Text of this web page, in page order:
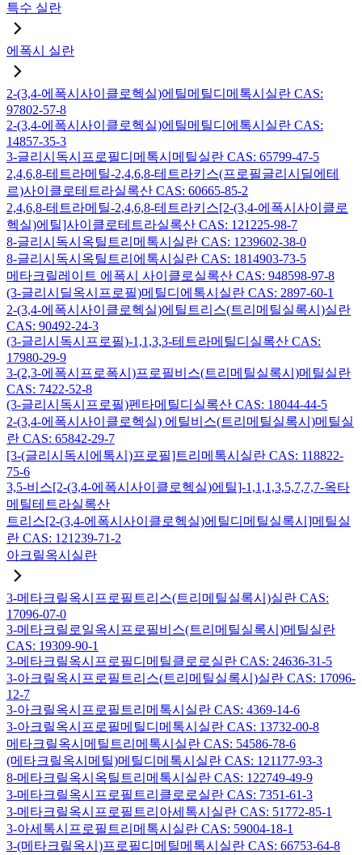
특수 실란
에폭시 실란
2-(3,4-에폭시사이클로헥실)에틸메틸디메톡시실란 CAS:
97802-57-8
2-(3,4-에폭시사이클로헥실)에틸메틸디에톡시실란 CAS:
14857-35-3
3-글리시독시프로필디메톡시메틸실란 CAS: 65799-47-5
2,4,6,8-테트라메틸-2,4,6,8-테트라키스(프로필글리시딜에테
르)사이클로테트라실록산 CAS: 60665-85-2
2,4,6,8-테트라메틸-2,4,6,8-테트라키스[2-(3,4-에폭시사이클로
헥실)에틸]사이클로테트라실록산 CAS: 121225-98-7
8-글리시독시옥틸트리메톡시실란 CAS: 1239602-38-0
8-글리시독시옥틸트리에톡시실란 CAS: 1814903-73-5
메타크릴레이트 에폭시 사이클로실록산 CAS: 948598-97-8
(3-글리시딜옥시프로필)메틸디에톡시실란 CAS: 2897-60-1
2-(3,4-에폭시사이클로헥실)에틸트리스(트리메틸실록시)실란
CAS: 90492-24-3
(3-글리시독시프로필)-1,1,3,3-테트라메틸디실록산 CAS:
17980-29-9
3-(2,3-에폭시프로폭시)프로필비스(트리메틸실록시)메틸실란
CAS: 7422-52-8
(3-글리시독시프로필)펜타메틸디실록산 CAS: 18044-44-5
2-(3,4-에폭시사이클로헥실) 에틸비스(트리메틸실록시)메틸실
란 CAS: 65842-29-7
[3-(글리시독시에톡시)프로필]트리메톡시실란 CAS: 118822-
75-6
3,5-비스[2-(3,4-에폭시사이클로헥실)에틸]-1,1,1,3,5,7,7,7-옥타
메틸테트라실록산
트리스[2-(3,4-에폭시사이클로헥실)에틸디메틸실록시]메틸실
란 CAS: 121239-71-2
아크릴옥시실란
3-메타크릴옥시프로필트리스(트리메틸실록시)실란 CAS:
17096-07-0
3-메타크릴로일옥시프로필비스(트리메틸실록시)메틸실란
CAS: 19309-90-1
3-메타크릴옥시프로필디메틸클로로실란 CAS: 24636-31-5
3-아크릴옥시프로필트리스(트리메틸실록시)실란 CAS: 17096-
12-7
3-아크릴옥시프로필트리메톡시실란 CAS: 4369-14-6
3-아크릴옥시프로필메틸디메톡시실란 CAS: 13732-00-8
메타크릴옥시메틸트리메톡시실란 CAS: 54586-78-6
(메타크릴옥시메틸)메틸디메톡시실란 CAS: 121177-93-3
8-메타크릴옥시옥틸트리메톡시실란 CAS: 122749-49-9
3-메타크릴옥시프로필트리클로로실란 CAS: 7351-61-3
3-메타크릴옥시프로필트리아세톡시실란 CAS: 51772-85-1
3-아세톡시프로필트리메톡시실란 CAS: 59004-18-1
3-(메타크릴옥시)프로필디메틸메톡시실란 CAS: 66753-64-8